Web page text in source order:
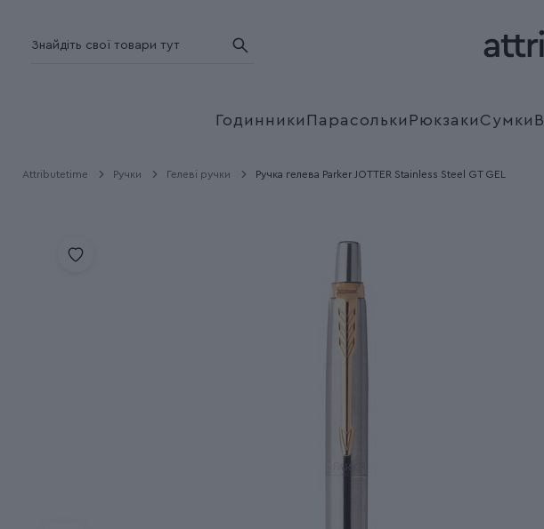
Годинники Парасольки Рюкзаки Сумки
Attributetime Ручки Гелеві ручки Ручка гелева Parker JOTTER Stainless Steel GT GEL